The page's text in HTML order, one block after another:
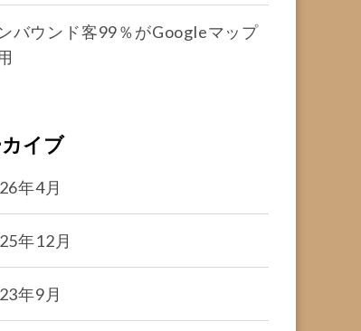
バウンド客99％がGoogleマップ
イブ
年4月
年12月
年9月